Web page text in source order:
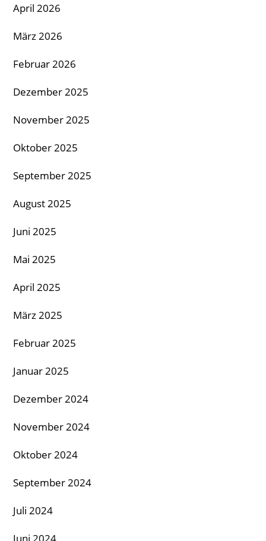
April 2026
März 2026
Februar 2026
Dezember 2025
November 2025
Oktober 2025
September 2025
August 2025
Juni 2025
Mai 2025
April 2025
März 2025
Februar 2025
Januar 2025
Dezember 2024
November 2024
Oktober 2024
September 2024
Juli 2024